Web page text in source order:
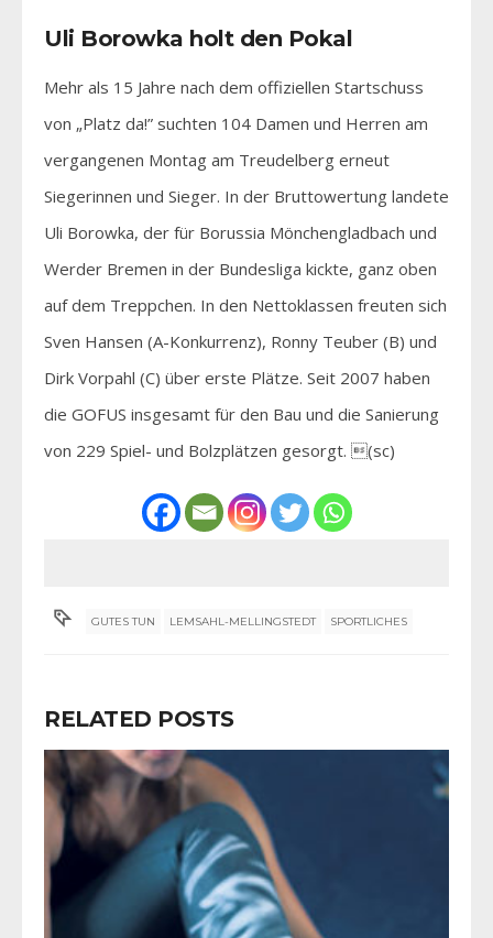
Uli Borowka holt den Pokal
Mehr als 15 Jahre nach dem offiziellen Startschuss
von „Platz da!” suchten 104 Damen und Herren am
vergangenen Montag am Treudelberg erneut
Siegerinnen und Sieger. In der Bruttowertung landete
Uli Borowka, der für Borussia Mönchengladbach und
Werder Bremen in der Bundesliga kickte, ganz oben
auf dem Treppchen. In den Nettoklassen freuten sich
Sven Hansen (A-Konkurrenz), Ronny Teuber (B) und
Dirk Vorpahl (C) über erste Plätze. Seit 2007 haben
die GOFUS insgesamt für den Bau und die Sanierung
von 229 Spiel- und Bolzplätzen gesorgt. (sc)
GUTES TUN LEMSAHL-MELLINGSTEDT SPORTLICHES
RELATED POSTS